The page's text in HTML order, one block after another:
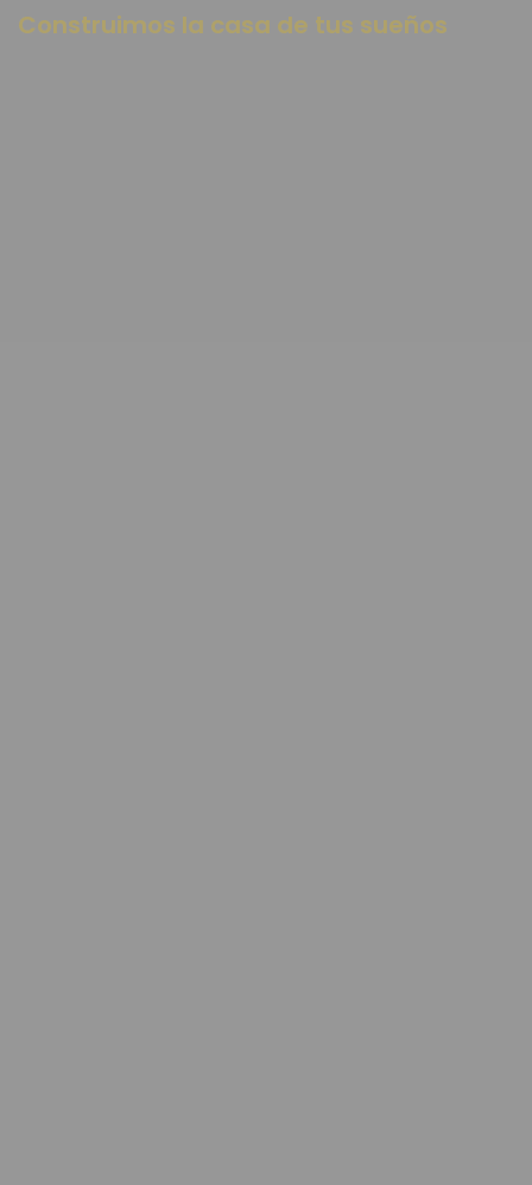
Construimos la casa de tus sueños